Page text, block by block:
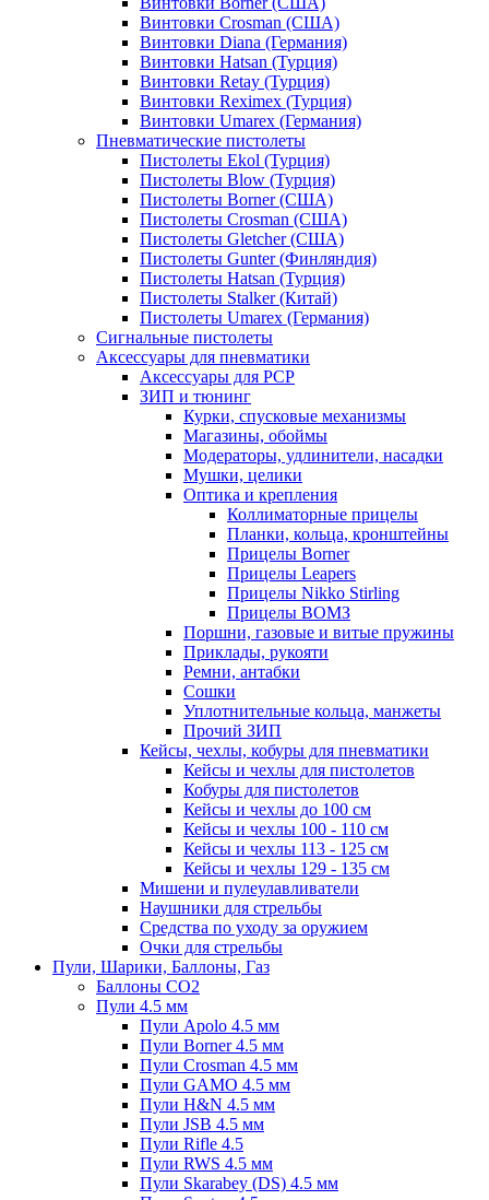
Винтовки Crosman (США)
Винтовки Diana (Германия)
Винтовки Hatsan (Турция)
Винтовки Retay (Турция)
Винтовки Reximex (Турция)
Винтовки Umarex (Германия)
Пневматические пистолеты
Пистолеты Ekol (Турция)
Пистолеты Blow (Турция)
Пистолеты Borner (США)
Пистолеты Crosman (США)
Пистолеты Gletcher (США)
Пистолеты Gunter (Финляндия)
Пистолеты Hatsan (Турция)
Пистолеты Stalker (Китай)
Пистолеты Umarex (Германия)
Сигнальные пистолеты
Аксессуары для пневматики
Аксессуары для PCP
ЗИП и тюнинг
Курки, спусковые механизмы
Магазины, обоймы
Модераторы, удлинители, насадки
Мушки, целики
Оптика и крепления
Коллиматорные прицелы
Планки, кольца, кронштейны
Прицелы Borner
Прицелы Leapers
Прицелы Nikko Stirling
Прицелы ВОМЗ
Поршни, газовые и витые пружины
Приклады, рукояти
Ремни, антабки
Сошки
Уплотнительные кольца, манжеты
Прочий ЗИП
Кейсы, чехлы, кобуры для пневматики
Кейсы и чехлы для пистолетов
Кобуры для пистолетов
Кейсы и чехлы до 100 см
Кейсы и чехлы 100 - 110 см
Кейсы и чехлы 113 - 125 см
Кейсы и чехлы 129 - 135 см
Мишени и пулеулавливатели
Наушники для стрельбы
Средства по уходу за оружием
Очки для стрельбы
Пули, Шарики, Баллоны, Газ
Баллоны CO2
Пули 4.5 мм
Пули Apolo 4.5 мм
Пули Borner 4.5 мм
Пули Crosman 4.5 мм
Пули GAMO 4.5 мм
Пули H&N 4.5 мм
Пули JSB 4.5 мм
Пули Rifle 4.5
Пули RWS 4.5 мм
Пули Skarabey (DS) 4.5 мм